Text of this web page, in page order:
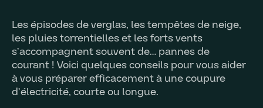
Les épisodes de verglas, les tempêtes de neige,
les pluies torrentielles et les forts vents
s’accompagnent souvent de… pannes de
courant ! Voici quelques conseils pour vous aider
à vous préparer efficacement à une coupure
d’électricité, courte ou longue.